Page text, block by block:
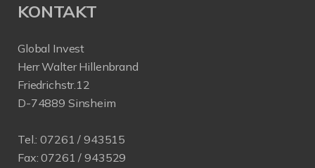
KONTAKT
Global Invest
Herr Walter Hillenbrand
Friedrichstr.12
D-74889 Sinsheim
Tel.:07261 / 943515
Fax: 07261 / 943529